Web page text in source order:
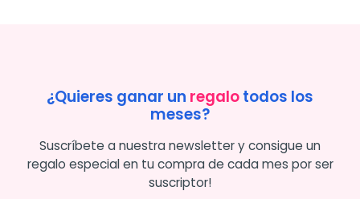
¿Quieres ganar un regalotodos los
meses?
Suscríbete a nuestra newsletter y consigue un
regalo especial en tu compra de cada mes por ser
suscriptor!